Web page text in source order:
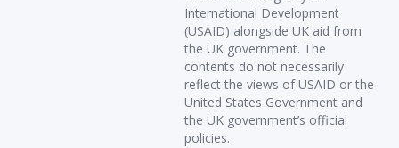
International Development
(USAID) alongside UK aid from
the UK government. The
contents do not necessarily
reflect the views of USAID or the
United States Government and
the UK government’s official
policies.